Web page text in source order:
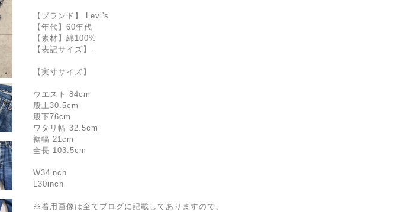
【ブランド】 Levi's
【年代】60年代
【素材】綿100%
【表記サイズ】-
【実寸サイズ】
ウエスト 84cm
股上30.5cm
股下76cm
ワタリ幅 32.5cm
裾幅 21cm
全長 103.5cm
W34inch
L30inch
※着用画像は全てブログに記載してありますので、